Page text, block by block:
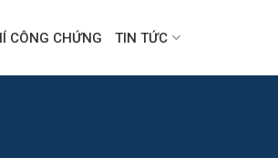
CÔNG CHỨNG TIN TỨC